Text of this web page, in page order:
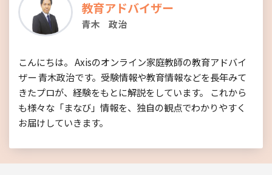
教育アドバイザー
青木 政治
こんにちは。 Axisのオンライン家庭教師の教育アドバイ
ザー 青木政治です。受験情報や教育情報などを長年みて
きたプロが、経験をもとに解説をしています。 これから
も様々な「まなび」情報を、独自の観点でわかりやすく
お届けしていきます。